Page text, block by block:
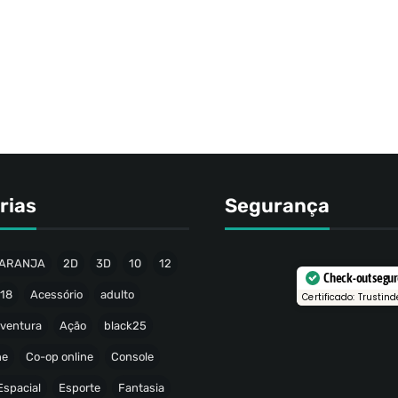
2D 3D 10 12
18 Acessório adulto
Ação black25
Co-op online Console
Esporte Fantasia
Segurança
Check-out
Certificado: